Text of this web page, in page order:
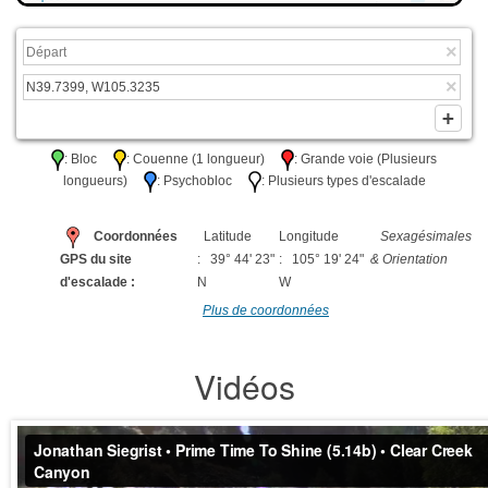
: Bloc : Couenne (1 longueur)
: Grande voie (Plusieurs
longueurs)
: Psychobloc : Plusieurs types d'escalade
Coordonnées
GPS du site
d'escalade :
Latitude
: 39° 44' 23"
N
Longitude
: 105° 19' 24"
W
Sexagésimales
& Orientation
Plus de coordonnées
Vidéos